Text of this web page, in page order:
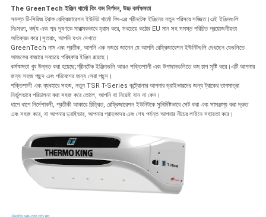
The GreenTech ইঞ্জিন থার্মো কিং কম নির্গমন, উচ্চ কর্মক্ষমতা
সমস্ত টি-সিরিজ ট্রাক রেফ্রিজারেশন ইউনিট থার্মো কিং-এর গ্রীনটেক ইঞ্জিনের নতুন পরিসরে সজ্জিত।এই ইঞ্জিনগুলি
নিঃসরণ, বর্জ্য এবং শব্দ দূষণকে মারাত্মকভাবে হ্রাস করে, সবচেয়ে কঠোর EU মান সহ সমস্ত পরিচিত প্রয়োজনীয়তা
অতিক্রম করে।সুতরাং, আপনি যখন দেখতে
GreenTech নাম এবং প্রতীক, আপনি এক নজরে জানেন যে আপনি রেফ্রিজারেশন ইউনিটগুলি দেখছেন যেগুলিতে
আজকের বাজারে সবচেয়ে পরিষ্কার ইঞ্জিন রয়েছে।
কর্মক্ষমতা খুব উন্নত করা হয়েছে;গ্রীনটেক ইঞ্জিনগুলি আরও শক্তিশালী এবং উপাদানগুলিতে কম চাপ সৃষ্টি করে।এটি আপনার
জন্য সহজ পছন্দ এবং পরিবেশের জন্য সেরা পছন্দ।
শক্তিশালী এবং ব্যবহারে সহজ, নতুন TSR T-Series কন্ট্রোলার আপনার ড্রাইভারদের জন্য ট্রাকের তাপমাত্রা
নির্ভুলভাবে পরিচালনা করা সহজ করে তোলে, আপনি যা নিয়েই যান না কেন।
ধাপে ধাপে নির্দেশাবলী, প্রতীকী আকারে চিত্রিত, রেফ্রিজারেশন ইউনিটকে সুনির্দিষ্টভাবে সেট করা এবং সামঞ্জস্য করা দ্রুত
এবং সহজ করে, যা আপনার ড্রাইভার, আপনার গ্রাহকদের এবং শেষ পর্যন্ত আপনার নীচের লাইনে সহায়তা করে।